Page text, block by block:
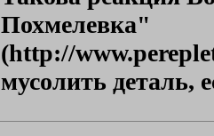
Похмелевка"
(http://
мусолить деталь,